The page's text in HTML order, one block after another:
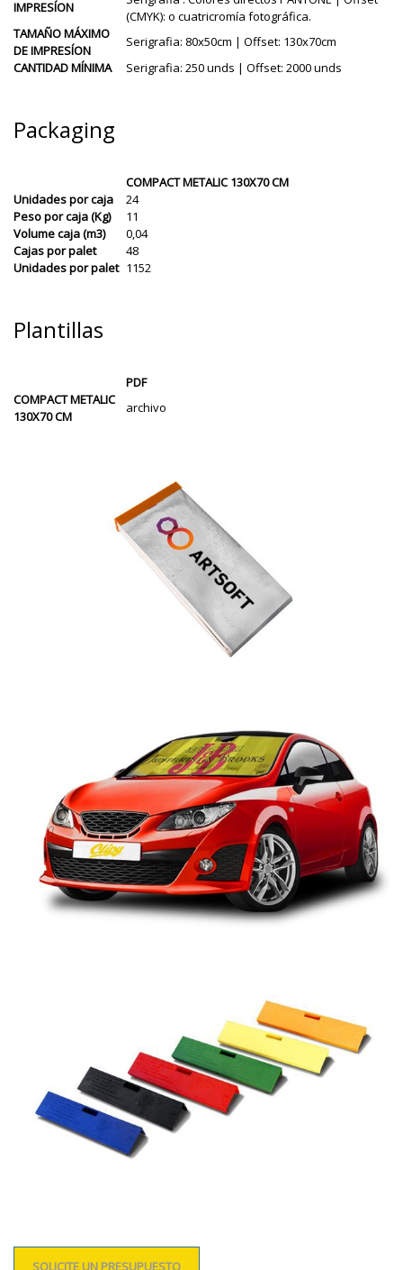
IMPRESÍON
(CMYK): o cuatricromía fotográfica.
TAMAÑO MÁXIMO
DE IMPRESÍON
Serigrafia: 80x50cm | Offset: 130x70cm
CANTIDAD MÍNIMA
Serigrafia: 250 unds | Offset: 2000 unds
Packaging
COMPACT METALIC 130X70 CM
Unidades por caja
24
Peso por caja (Kg)
11
Volume caja (m3)
0,04
Cajas por palet
48
Unidades por palet 1152
Plantillas
PDF
COMPACT METALIC
130X70 CM
archivo
SOLICITE UN PRESUPUESTO